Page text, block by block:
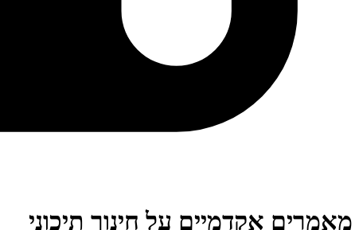
מאמרים אקדמיים על חינוך תיכוני